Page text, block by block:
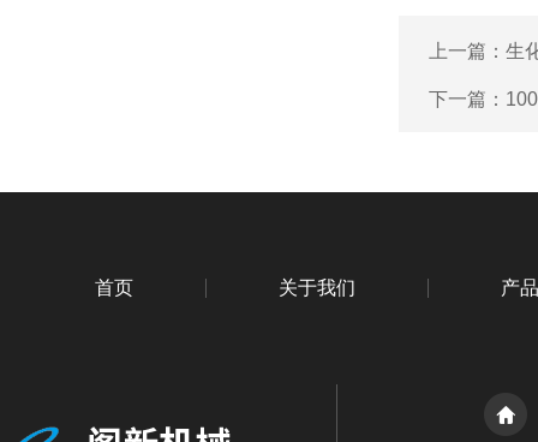
上一篇： 生
下一篇：
首页 关于我们 产